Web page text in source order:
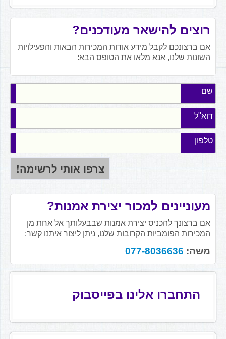
רוצים להישאר מעודכנים?
אם ברצונכם לקבל מידע אודות המכירות הבאות והפעילויות
השונות שלנו, אנא מלאו את הטופס הבא:
שם
דוא"ל
טלפון
מעוניינים למכור יצירת אמנות?
אם ברצונך להכניס יצירת אמנות שבבעלותך אל אחת מן
המכירות הפומביות הקרובות שלנו, ניתן ליצור איתנו קשר:
משה: 077-8036636
התחברו אלינו בפייסבוק